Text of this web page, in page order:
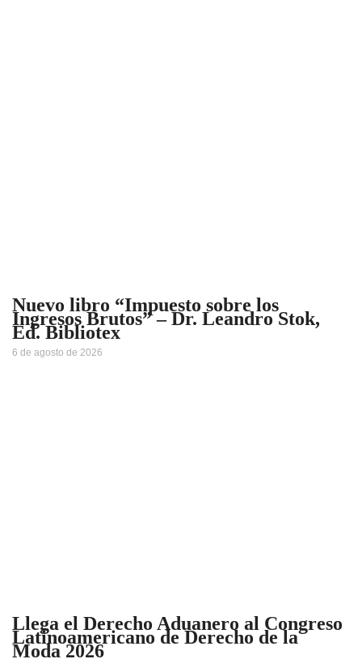
Nuevo libro “Impuesto sobre los
Ingresos Brutos” – Dr. Leandro Stok,
Ed. Bibliotex
6 de agosto de 2026
Llega el Derecho Aduanero al Congreso
Latinoamericano de Derecho de la
Moda 2026